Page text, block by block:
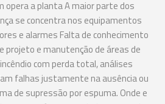
opera a planta A maior parte dos
se concentra nos equipamentos
e alarmes Falta de conhecimento
projeto e manutenção de áreas de
com perda total, análises
falhas justamente na ausência ou
de supressão por espuma. Onde e